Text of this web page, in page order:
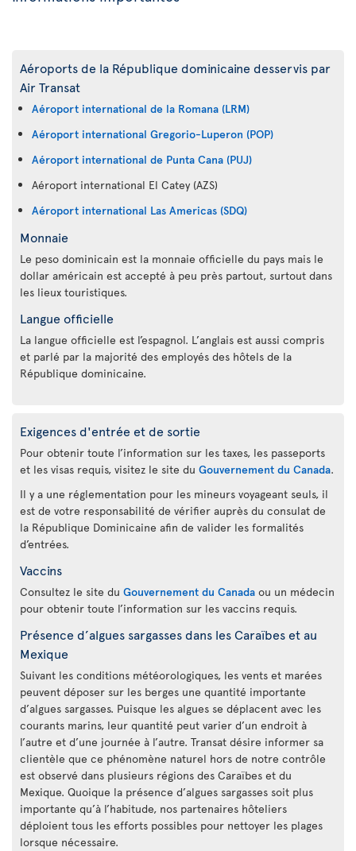
Aéroports de la République dominicaine desservis par
Air Transat
Aéroport international de la Romana (LRM)
Aéroport international Gregorio-Luperon (POP)
Aéroport international de Punta Cana (PUJ)
Aéroport international El Catey (AZS)
Aéroport international Las Americas (SDQ)
Monnaie
Le peso dominicain est la monnaie officielle du pays mais le
dollar américain est accepté à peu près partout, surtout dans
les lieux touristiques.
Langue officielle
La langue officielle est l’espagnol. L’anglais est aussi compris
et parlé par la majorité des employés des hôtels de la
République dominicaine.
Exigences d'entrée et de sortie
Pour obtenir toute l’information sur les taxes, les passeports
et les visas requis, visitez le site du Gouvernement du Canada.
Il y a une réglementation pour les mineurs voyageant seuls, il
est de votre responsabilité de vérifier auprès du consulat de
la République Dominicaine afin de valider les formalités
d’entrées.
Vaccins
Consultez le site du Gouvernement du Canada ou un médecin
pour obtenir toute l’information sur les vaccins requis.
Présence d’algues sargasses dans les Caraïbes et au
Mexique
Suivant les conditions météorologiques, les vents et marées
peuvent déposer sur les berges une quantité importante
d’algues sargasses. Puisque les algues se déplacent avec les
courants marins, leur quantité peut varier d’un endroit à
l’autre et d’une journée à l’autre. Transat désire informer sa
clientèle que ce phénomène naturel hors de notre contrôle
est observé dans plusieurs régions des Caraïbes et du
Mexique. Quoique la présence d’algues sargasses soit plus
importante qu’à l’habitude, nos partenaires hôteliers
déploient tous les efforts possibles pour nettoyer les plages
lorsque nécessaire.